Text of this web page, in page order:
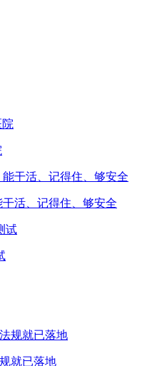
活、记得住、够安全
就已落地